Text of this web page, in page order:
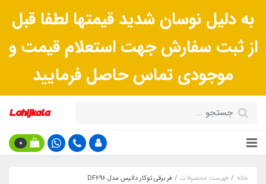
به دلیل نوسان شدید قیمتها لطفا قبل
از ثبت سفارش جهت استعلام قیمت و
موجودی تماس حاصل فرمایید
0
خانه فهرست محصولات فر برقی توکار داتیس مدل DF696